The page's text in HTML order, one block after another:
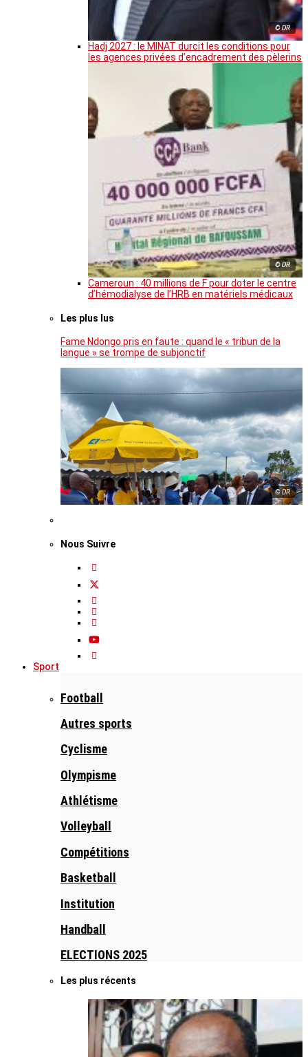
© DR
Hadj 2027 : le MINAT durcit les conditions pour
les agences privées d’encadrement des pèlerins
© DR
Cameroun : 40 millions de F pour doter le centre
d’hémodialyse de l’HRB en matériels médicaux
Les plus lus
Fame Ndongo pris en faute : quand le « tribun de la
langue » se trompe de subjonctif
© DR
Nous Suivre
Sport
Football
Autres sports
Cyclisme
Olympisme
Athlétisme
Volleyball
Compétitions
Basketball
Institution
Handball
ELECTIONS 2025
Les plus récents